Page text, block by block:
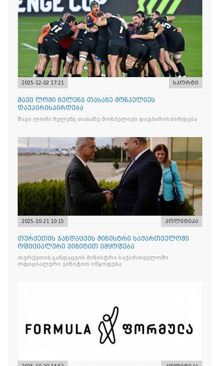
2025-12-02 17:21 სპორტი
შავი ლომი ჩელენჯ თასაზე მონპელიეს
დაუპირისპირდება
შავი ლომი ჩელენჯ თასაზე მონპელიეს დაუპირისპირდება
2025-10-21 10:15 პოლიტიკა
თურქეთის ჯანდაცვის მინისტრი საქართველოში
ოფიციალური ვიზიტით იმყოფება
თურქეთის ჯანდაცვის მინისტრი საქართველოში
ოფიციალური ვიზიტით იმყოფება